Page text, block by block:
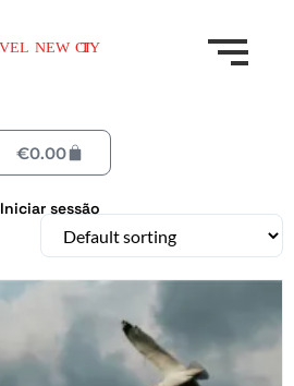
€0.00
Iniciar sessão